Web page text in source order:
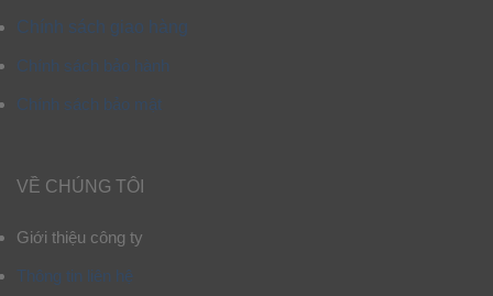
Chính sách giao hàng
Chính sách bảo hành
Chính sách bảo mật
VỀ CHÚNG TÔI
Giới thiệu công ty
Thông tin liên hệ